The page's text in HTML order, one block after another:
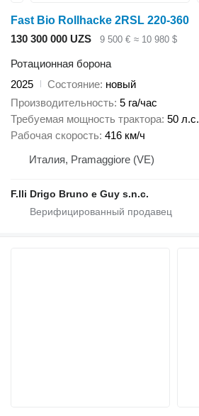
Fast Bio Rollhacke 2RSL 220-360
130 300 000 UZS
9 500 € ≈ 10 980 $
Ротационная борона
2025
Состояние новый
Производительность 5 га/час
Требуемая мощность трактора 50 л.с.
Рабочая скорость 416 км/ч
Италия, Pramaggiore (VE)
F.lli Drigo Bruno e Guy s.n.c.